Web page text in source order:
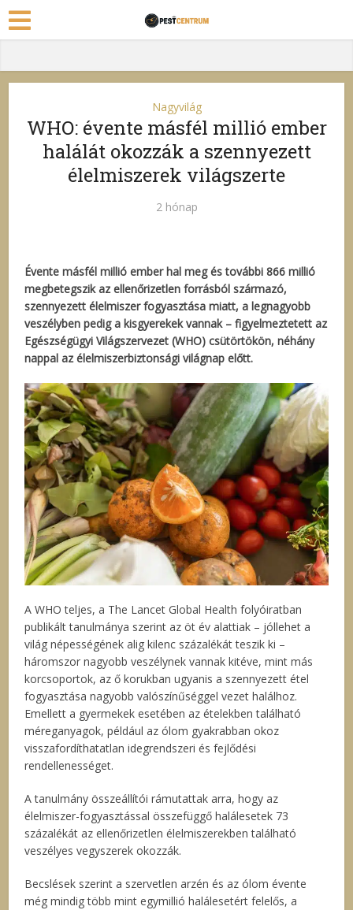
Nagyvilág
WHO: évente másfél millió ember
halálát okozzák a szennyezett
élelmiszerek világszerte
2 hónap
Évente másfél millió ember hal meg és további 866 millió
megbetegszik az ellenőrizetlen forrásból származó,
szennyezett élelmiszer fogyasztása miatt, a legnagyobb
veszélyben pedig a kisgyerekek vannak – figyelmeztetett az
Egészségügyi Világszervezet (WHO) csütörtökön, néhány
nappal az élelmiszerbiztonsági világnap előtt.
A WHO teljes, a The Lancet Global Health folyóiratban
publikált tanulmánya szerint az öt év alattiak – jóllehet a
világ népességének alig kilenc százalékát teszik ki –
háromszor nagyobb veszélynek vannak kitéve, mint más
korcsoportok, az ő korukban ugyanis a szennyezett étel
fogyasztása nagyobb valószínűséggel vezet halálhoz.
Emellett a gyermekek esetében az ételekben található
méreganyagok, például az ólom gyakrabban okoz
visszafordíthatatlan idegrendszeri és fejlődési
rendellenességet.
A tanulmány összeállítói rámutattak arra, hogy az
élelmiszer-fogyasztással összefüggő halálesetek 73
százalékát az ellenőrizetlen élelmiszerekben található
veszélyes vegyszerek okozzák.
Becslések szerint a szervetlen arzén és az ólom évente
még mindig több mint egymillió halálesetért felelős, a